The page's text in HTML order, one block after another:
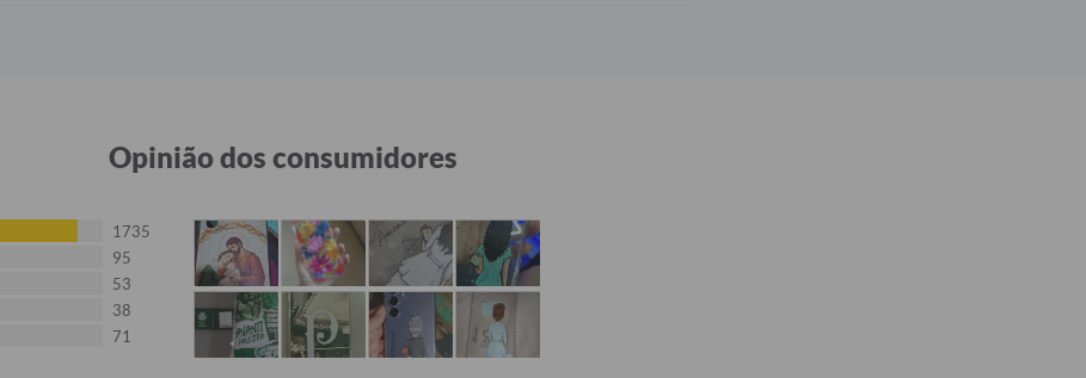
Opinião dos consumidores
1735
95
53
38
71